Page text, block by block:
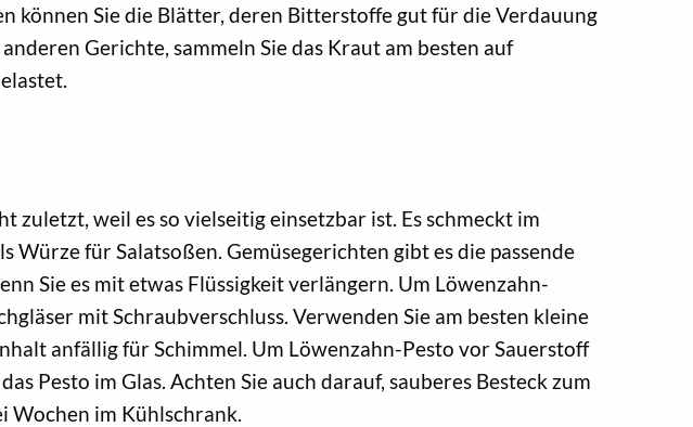
können Sie die Blätter, deren Bitterstoffe gut für die Verdauung
Gerichte, sammeln Sie das Kraut am besten auf
zuletzt, weil es so vielseitig einsetzbar ist. Es schmeckt im
Würze für Salatsoßen. Gemüsegerichten gibt es die passende
Sie es mit etwas Flüssigkeit verlängern. Um Löwenzahn-
mit Schraubverschluss. Verwenden Sie am besten kleine
anfällig für Schimmel. Um Löwenzahn-Pesto vor Sauerstoff
Pesto im Glas. Achten Sie auch darauf, sauberes Besteck zum
Wochen im Kühlschrank.